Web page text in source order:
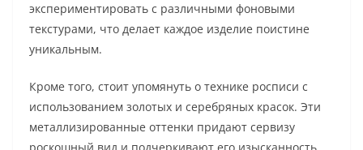
экспериментировать с различными фоновыми
текстурами, что делает каждое изделие поистине
уникальным.
Кроме того, стоит упомянуть о технике росписи с
использованием золотых и серебряных красок. Эти
металлизированные оттенки придают сервизу